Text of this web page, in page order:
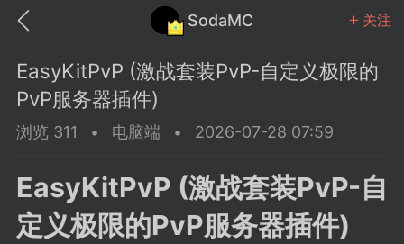
SodaMC 关注
中文社区 SodaMC
EasyKitPvP (激战套装PvP-自定义极限的
PvP服务器插件)
浏览 311 • 电脑端 • 2026-07-28 07:59
EasyKitPvP (激战套装PvP-自
定义极限的PvP服务器插件)